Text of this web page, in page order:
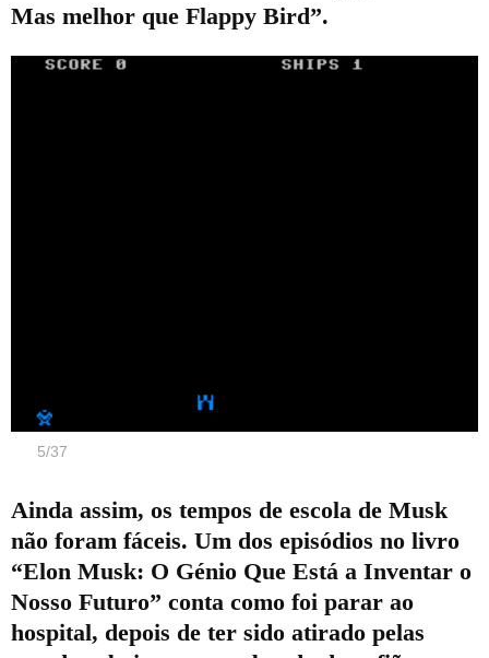
Mas melhor que Flappy Bird”.
5/37
Ainda assim, os tempos de escola de Musk
não foram fáceis. Um dos episódios no livro
“Elon Musk: O Génio Que Está a Inventar o
Nosso Futuro” conta como foi parar ao
hospital, depois de ter sido atirado pelas